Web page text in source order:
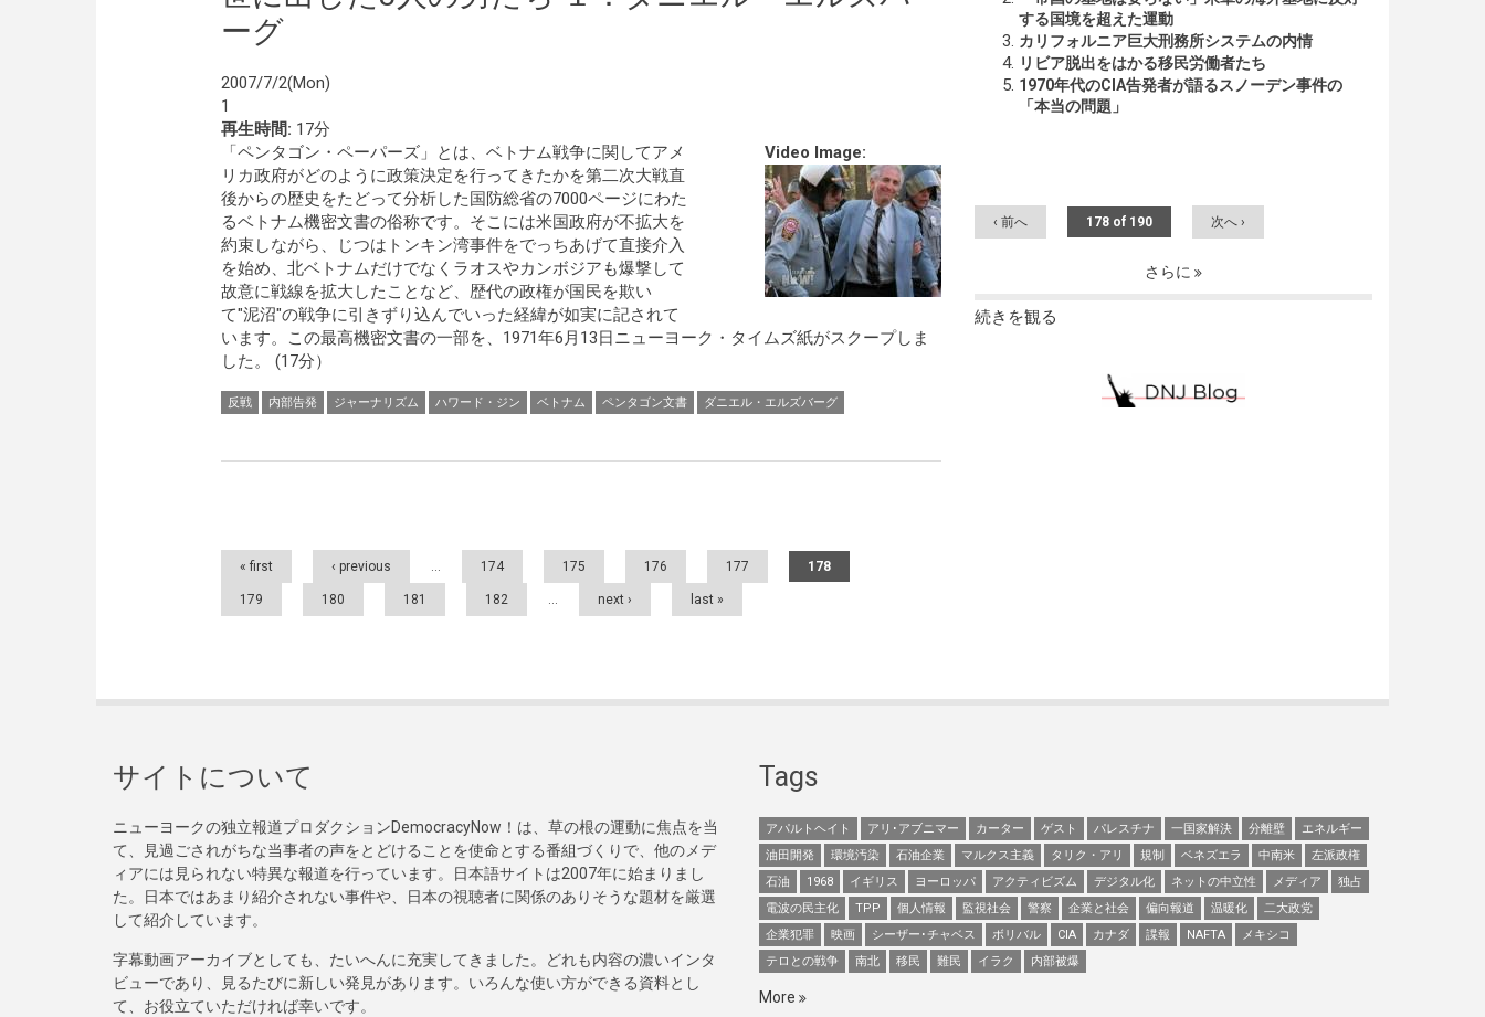
ーグ
2007/7/2(Mon)
1
再生時間: 17分
Video Image:
「ペンタゴン・ペーパーズ」とは、ベトナム戦争に関してアメ
リカ政府がどのように政策決定を行ってきたかを第二次大戦直
後からの歴史をたどって分析した国防総省の7000ページにわた
るベトナム機密文書の俗称です。そこには米国政府が不拡大を
約束しながら、じつはトンキン湾事件をでっちあげて直接介入
を始め、北ベトナムだけでなくラオスやカンボジアも爆撃して
故意に戦線を拡大したことなど、歴代の政権が国民を欺い
て"泥沼"の戦争に引きずり込んでいった経緯が如実に記されて
います。この最高機密文書の一部を、1971年6月13日ニューヨーク・タイムズ紙がスクープしま
した。 (17分）
反戦 内部告発 ジャーナリズム ハワード・ジン ベトナム ペンタゴン文書 ダニエル・エルズバーグ
Pages
« first ‹ previous … 174 175 176 177 178
179 180 181 182 … next › last »
する国境を超えた運動
カリフォルニア巨大刑務所システムの内情
リビア脱出をはかる移民労働者たち
1970年代のCIA告発者が語るスノーデン事件の
「本当の問題」
‹ 前へ 178 of 190 次へ ›
さらに
続きを観る
サイトについて
ニューヨークの独立報道プロダクションDemocracyNow！は、草の根の運動に焦点を当
て、見過ごされがちな当事者の声をとどけることを使命とする番組づくりで、他のメデ
ィアには見られない特異な報道を行っています。日本語サイトは2007年に始まりまし
た。日本ではあまり紹介されない事件や、日本の視聴者に関係のありそうな題材を厳選
して紹介しています。
字幕動画アーカイブとしても、たいへんに充実してきました。どれも内容の濃いインタ
ビューであり、見るたびに新しい発見があります。いろんな使い方ができる資料とし
て、お役立ていただければ幸いです。
Tags
アパルトヘイト アリ･アブニマー カーター ゲスト パレスチナ 一国家解決 分離壁
エネルギー
油田開発
環境汚染 石油企業 マルクス主義 タリク・アリ 規制 ベネズエラ 中南米
左派政権
石油
1968 イギリス ヨーロッパ アクティビズム デジタル化 ネットの中立性 メディア
独占
電波の民主化
TPP 個人情報 監視社会 警察 企業と社会 偏向報道 温暖化
二大政党
企業犯罪
映画 シーザー･チャベス ボリバル CIA カナダ 諜報 NAFTA
メキシコ
テロとの戦争
南北 移民 難民 イラク 内部被爆
More